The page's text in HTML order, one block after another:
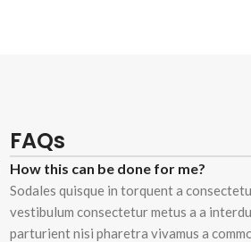
FAQs
How this can be done for me?
Sodales quisque in torquent a
vestibulum consectetur metus a a
parturient nisi pharetra vivamus a